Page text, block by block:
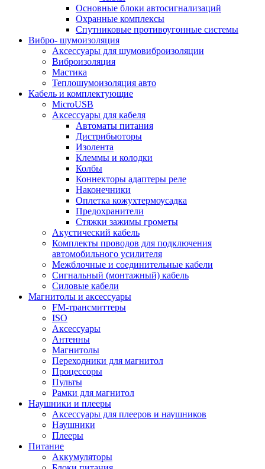
Основные блоки автосигнализаций
Охранные комплексы
Спутниковые противоугонные системы
Вибро- шумоизоляция
Аксессуары для шумовиброизоляции
Виброизоляция
Мастика
Теплошумоизоляция авто
Кабель и комплектующие
MicroUSB
Аксессуары для кабеля
Автоматы питания
Дистрибьюторы
Изолента
Клеммы и колодки
Колбы
Коннекторы адаптеры реле
Наконечники
Оплетка кожухтермоусадка
Предохранители
Стяжки зажимы грометы
Акустический кабель
Комплекты проводов для подключения
автомобильного усилителя
Межблочные и соединительные кабели
Сигнальный (монтажный) кабель
Силовые кабели
Магнитолы и аксессуары
FM-трансмиттеры
ISO
Аксессуары
Антенны
Магнитолы
Переходники для магнитол
Процессоры
Пульты
Рамки для магнитол
Наушники и плееры
Аксессуары для плееров и наушников
Наушники
Плееры
Питание
Аккумуляторы